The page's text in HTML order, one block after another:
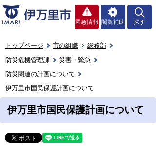
緊急情報 閲覧補助 探す
トップページ 市の組織
総務部
防災危機管理課
災害・緊急
防災関連の計画について
伊万里市国民保護計画について
伊万里市国民保護計画について